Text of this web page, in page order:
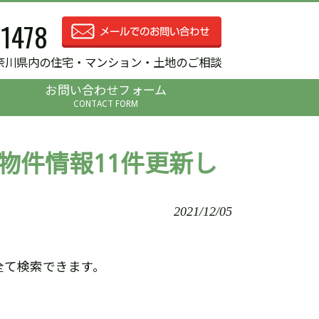
川県内の住宅・マンション・土地のご相談
お問い合わせフォーム
CONTACT FORM
件情報11件更新し
2021/12/05
検索できます。